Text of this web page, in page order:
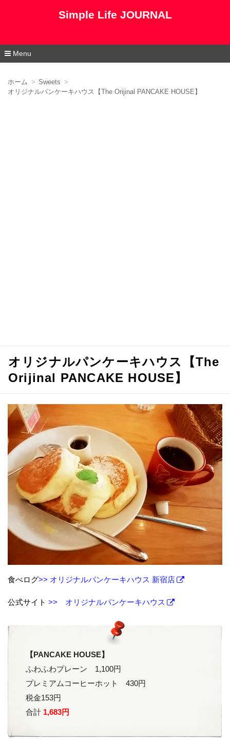
Simple Life JOURNAL
Menu
ホーム
Sweets
オリジナルパンケーキハウス【The Orijinal PANCAKE HOUSE】
オリジナルパンケーキハウス【The
Orijinal PANCAKE HOUSE】
食べログ>> オリジナルパンケーキハウス 新宿店
公式サイト >> オリジナルパンケーキハウス
【PANCAKE HOUSE】
ふわふわプレーン 1,100円
プレミアムコーヒーホット 430円
税金153円
合計 1,683円